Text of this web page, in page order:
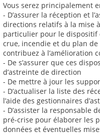
Vous serez principalement
- D’assurer la réception et
directions relatifs à la mise
particulier pour le dispositif
crue, incendie et du plan de
contribuez à l’amélioration
- De s’assurer que ces
d’astreinte de direction
- De mettre à jour les
- D’actualiser la liste des
l’aide des gestionnaires
- D’assister la responsable
pré-crise pour élaborer les
données et éventuelles